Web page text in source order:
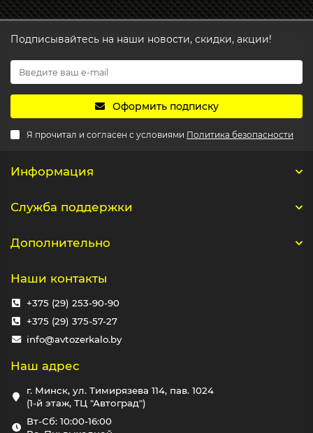
Подписывайтесь на наши новости, скидки, акции!
Оформить подписку
Я прочитал и согласен с условиями Политика безопасности
Информация
Служба поддержки
Дополнительно
Наши контакты
+375 (29) 253-90-90
+375 (29) 375-57-27
info@avtozerkalo.by
Наш адрес
г. Минск, ул. Тимирязева 114, пав. 1024
(1-й этаж, ТЦ "Автоград")
Вт-Сб: 10:00-16:00